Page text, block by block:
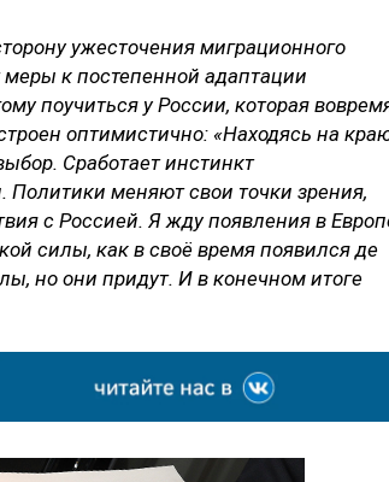
ужесточения миграционного
меры к постепенной адаптации
поучиться у России, которая
оптимистично: «Находясь на
Сработает инстинкт
Политики меняют свои точки зрения,
с Россией. Я жду появления в
силы, как в своё время появился де
но они придут. И в конечном итоге